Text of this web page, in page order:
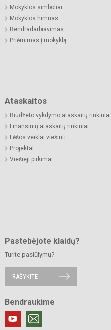
Mokyklos simboliai
Mokyklos himnas
Bendradarbiavimas
Priėmimas į mokyklą
Ataskaitos
Biudžeto vykdymo ataskaitų rinkiniai
Finansinių ataskaitų rinkiniai
Lėšos veiklai viešinti
Projektai
Viešieji pirkimai
Pastebėjote klaidų?
Turite pasiūlymų?
RAŠYKITE
Bendraukime